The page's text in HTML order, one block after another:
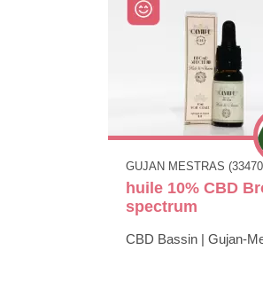
GUJAN MESTRAS
huile 10% CBD
spectrum
CBD Bassin | Gujan-